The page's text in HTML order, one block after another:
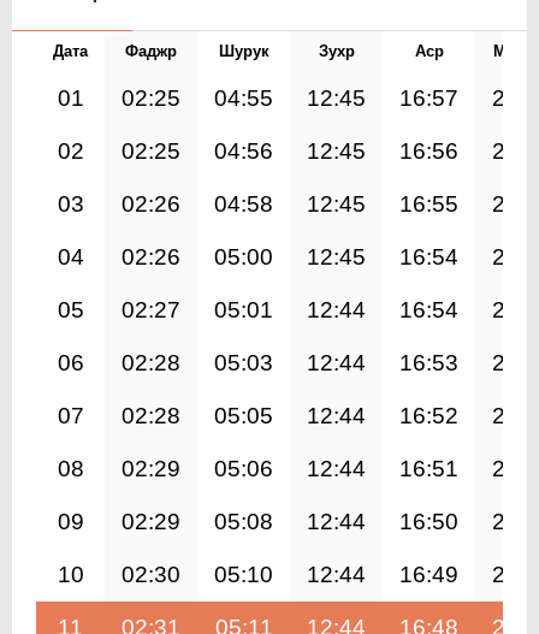
Дата Фаджр Шурук Зухр Аср
01 02:25 04:55 12:45 16:57
02 02:25 04:56 12:45 16:56
03 02:26 04:58 12:45 16:55
04 02:26 05:00 12:45 16:54
05 02:27 05:01 12:44 16:54
06 02:28 05:03 12:44 16:53
07 02:28 05:05 12:44 16:52
08 02:29 05:06 12:44 16:51
09 02:29 05:08 12:44 16:50
10 02:30 05:10 12:44 16:49
11 02:31 05:11 12:44 16:48